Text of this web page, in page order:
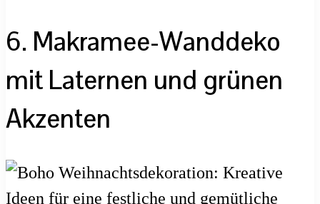
6. Makramee-Wanddeko
mit Laternen und grünen
Akzenten